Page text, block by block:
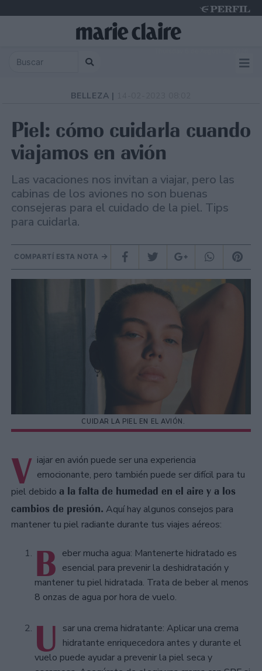
BELLEZA |
Piel: cómo cuidarla cuando
viajamos en avión
Las vacaciones nos invitan a viajar, pero las
cabinas de los aviones no son buenas
consejeras para el cuidado de la piel. Tips
para cuidarla.
COMPARTÍ ESTA NOTA
CUIDAR LA PIEL EN EL AVIÓN.
V iajar en avión puede ser una experiencia
emocionante, pero también puede ser difícil para tu
piel debido a la falta de humedad en el aire y a los
cambios de presión. Aquí hay algunos consejos para
mantener tu piel radiante durante tus viajes aéreos:
B eber mucha agua: Mantenerte hidratado es
esencial para prevenir la deshidratación y
mantener tu piel hidratada. Trata de beber al menos
8 onzas de agua por hora de vuelo.
U sar una crema hidratante: Aplicar una crema
hidratante enriquecedora antes y durante el
vuelo puede ayudar a prevenir la piel seca y